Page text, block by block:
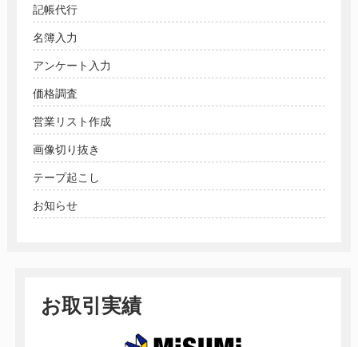
記帳代行
名簿入力
アンケート入力
価格調査
営業リスト作成
画像切り抜き
テープ起こし
お知らせ
お取引実績